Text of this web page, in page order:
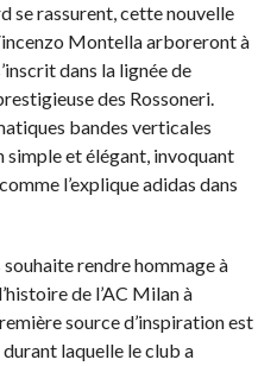
se rassurent, cette nouvelle
Montella arboreront à
dans la lignée de
des Rossoneri.
bandes verticales
simple et élégant, invoquant
l’explique adidas dans
rendre hommage à
de l’AC Milan à
source d’inspiration est
durant laquelle le club a